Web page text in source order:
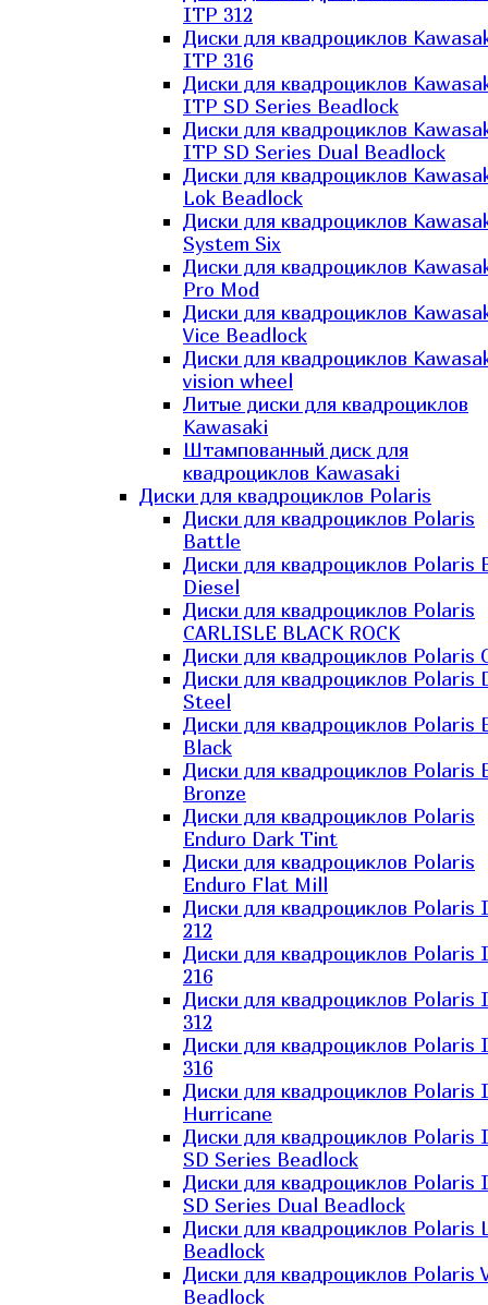
ITP 312
Диски для квадроциклов
ITP 316
Диски для квадроциклов
ITP SD Series Beadlock
Диски для квадроциклов
ITP SD Series Dual Beadlock
Диски для квадроциклов
Lok Beadlock
Диски для квадроциклов
System Six
Диски для квадроциклов
Pro Mod
Диски для квадроциклов
Vice Beadlock
Диски для квадроциклов
vision wheel
Литые диски для квадроциклов
Kawasaki​
Штампованный диск для
квадроциклов Kawasaki​
Диски для квадроциклов Polaris
Диски для квадроциклов Polaris
Battle
Диски для квадроциклов Polaris
Diesel
Диски для квадроциклов Polaris
CARLISLE BLACK ROCK
Диски для квадроциклов Polaris
Диски для квадроциклов Polaris
Steel
Диски для квадроциклов Polaris
Black
Диски для квадроциклов Polaris
Bronze
Диски для квадроциклов Polaris
Enduro Dark Tint
Диски для квадроциклов Polaris
Enduro Flat Mill
Диски для квадроциклов Polaris
212
Диски для квадроциклов Polaris
216
Диски для квадроциклов Polaris
312
Диски для квадроциклов Polaris
316
Диски для квадроциклов Polaris
Hurricane
Диски для квадроциклов Polaris
SD Series Beadlock
Диски для квадроциклов Polaris
SD Series Dual Beadlock
Диски для квадроциклов Polaris
Beadlock
Диски для квадроциклов Polaris
Beadlock